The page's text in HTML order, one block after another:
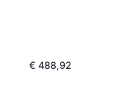
€ 488,92